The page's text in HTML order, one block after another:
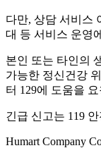
다만, 상담 서비스
대 등 서비스 운영
본인 또는 타인의
가능한 정신건강
터 129에 도움을
긴급 신고는 119
Humart Company